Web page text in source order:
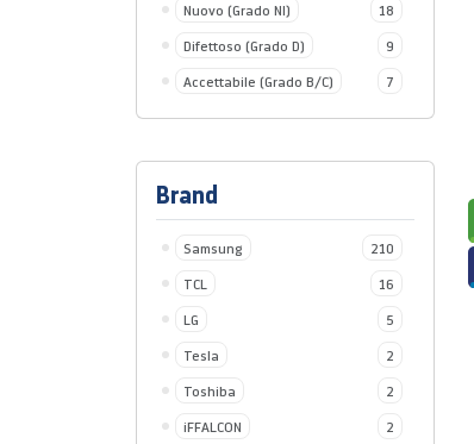
Nuovo (Grado NI)
18
Difettoso (Grado D)
9
Accettabile (Grado B/C)
7
Brand
Samsung
210
TCL
16
LG
5
Tesla
2
Toshiba
2
iFFALCON
2